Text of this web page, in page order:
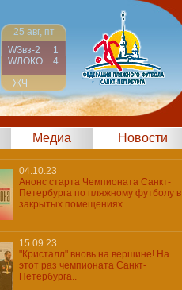
25 авг, пт
WЗвз-2
1
WЛОКО
4
ЖЧ
Финал
Медиа Новости
04.10.23
Анонс старта Чемпионата Санкт-
Петербурга по пляжному футболу в
закрытых помещениях..
15.09.23
"Кристалл" вновь на вершине! На
этот раз чемпионата Санкт-
Петербурга..